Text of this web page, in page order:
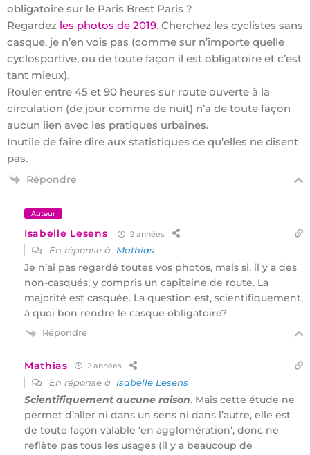
obligatoire sur le Paris Brest Paris ?
Regardez les photos de 2019. Cherchez les cyclistes sans
casque, je n’en vois pas (comme sur n’importe quelle
cyclosportive, ou de toute façon il est obligatoire et c’est
tant mieux).
Rouler entre 45 et 90 heures sur route ouverte à la
circulation (de jour comme de nuit) n’a de toute façon
aucun lien avec les pratiques urbaines.
Inutile de faire dire aux statistiques ce qu’elles ne disent
pas.
Répondre
Auteur
Isabelle Lesens 2 années
En réponse à Mathias
Je n’ai pas regardé toutes vos photos, mais si, il y a des
non-casqués, y compris un capitaine de route. La
majorité est casquée. La question est, scientifiquement,
à quoi bon rendre le casque obligatoire?
Répondre
Mathias 2 années
En réponse à Isabelle Lesens
Scientifiquement aucune raison. Mais cette étude ne
permet d’aller ni dans un sens ni dans l’autre, elle est
de toute façon valable ‘en agglomération’, donc ne
reflète pas tous les usages (il y a beaucoup de